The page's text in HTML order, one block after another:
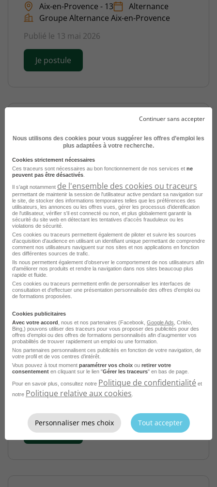
Aix-en-Provence - 13
Alternance
Groupe Alternance Aix-en-Provence
Publié le 13 mai 2026
Je postule
Assistant RH Alternance H/F
Aix-en-Provence - 13
Alternance
Groupe Alternance Aix-en-Provence
Publié le 27 avril 2026
Je postule
Consultant RH Indépendant Freelance
H/F
Indépendant
Télétravail accepté
EKIP RH
Je postule
Continuer sans accepter
Nous utilisons des cookies pour vous suggérer les offres d’emploi les
plus adaptées à votre recherche.
Cookies strictement nécessaires
Ces traceurs sont nécessaires au bon fonctionnement de nos services et ne
peuvent pas être désactivés
Il s'agit notamment de l'ensemble des cookies ou traceurs
permettant de maintenir la session de l'utilisateur active pendant sa navigation sur
le site, de stocker des informations temporaires telles que les préférences des
utilisateurs, les annonces ou les offres vues, gérer les processus d'identification
de l'utilisateur, vérifier s'il est connecté ou non, et plus globalement garantir la
sécurité du site web en détectant les tentatives d'accès frauduleux ou les
violations de sécurité.
Ces cookies ou traceurs permettent également de piloter et suivre les sources
d'acquisition d'audience en utilisant un identifiant unique permettant de comprendre
comment nos utilisateurs naviguent sur nos sites et nos applications en fonction
des différentes sources de trafic.
Ils nous permettent également d’observer le comportement de nos utilisateurs afin
d'améliorer nos produits et rendre la navigation dans nos sites beaucoup plus
rapide et fluide.
Ces cookies ou traceurs permettent enfin de personnaliser les interfaces de
consultation et d'effectuer une présentation personnalisée des offres d'emploi ou
de formations proposées.
Cookies publicitaires
Avec votre accord , nous et nos partenaires (Facebook, Google Ads , Critéo,
Bing,) pouvons utiliser des traceurs pour vous proposer des publicités pour des
offres d’emploi ou des offres de formations personnalisés afin d’augmenter vos
probabilités de trouver rapidement un emploi ou une formation.
Nos partenaires personnalisent ces publicités en fonction de votre navigation, de
votre profil et de vos centres d’intérêt.
Vous pouvez à tout moment paramétrer vos choix ou retirer votre
consentement en cliquant sur le lien "Gérer les traceurs" en bas de page.
Pour en savoir plus, consultez notre Politique de confidentialité et
notre Politique relative aux cookies
Personnaliser mes choix Tout accepter